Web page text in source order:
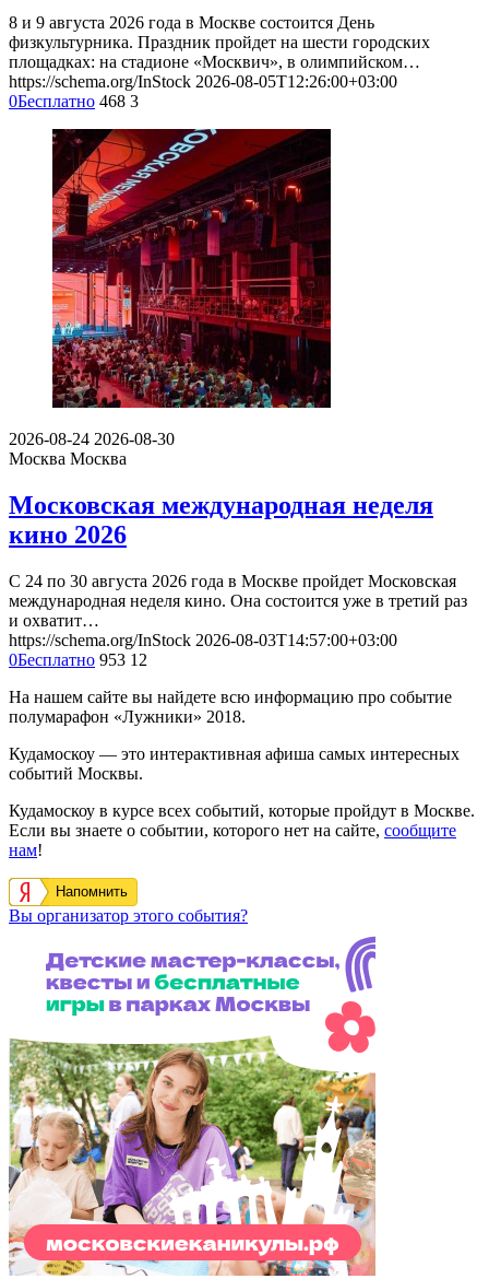
8 и 9 августа 2026 года в Москве состоится День
физкультурника. Праздник пройдет на шести городских
площадках: на стадионе «Москвич», в олимпийском…
https://schema.org/InStock 2026-08-05T12:26:00+03:00
0Бесплатно 468 3
2026-08-24 2026-08-30
Москва Москва
Московская международная неделя
кино 2026
С 24 по 30 августа 2026 года в Москве пройдет Московская
международная неделя кино. Она состоится уже в третий раз
и охватит…
https://schema.org/InStock 2026-08-03T14:57:00+03:00
0Бесплатно 953 12
На нашем сайте вы найдете всю информацию про событие
полумарафон «Лужники» 2018.
Кудамоскоу — это интерактивная афиша самых интересных
событий Москвы.
Кудамоскоу в курсе всех событий, которые пройдут в Москве.
Если вы знаете о событии, которого нет на сайте, сообщите
нам!
Напомнить
Вы организатор этого события?